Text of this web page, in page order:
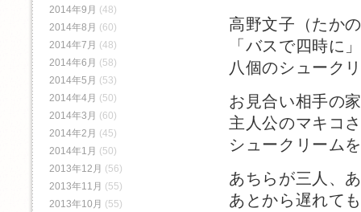
高野文子（たか
「バスで四時に
八個のシューク
お見合い相手の
主人公のマキコ
シュークリーム
あちらが三人、
あとから遅れて
2014年9月 (48)
2014年8月 (60)
2014年7月 (48)
2014年6月 (58)
2014年5月 (53)
2014年4月 (50)
2014年3月 (60)
2014年2月 (45)
2014年1月 (50)
2013年12月 (56)
2013年11月 (55)
2013年10月 (55)